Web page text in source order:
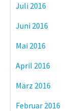
Juli 2016
Juni 2016
Mai 2016
April 2016
März 2016
Februar 2016